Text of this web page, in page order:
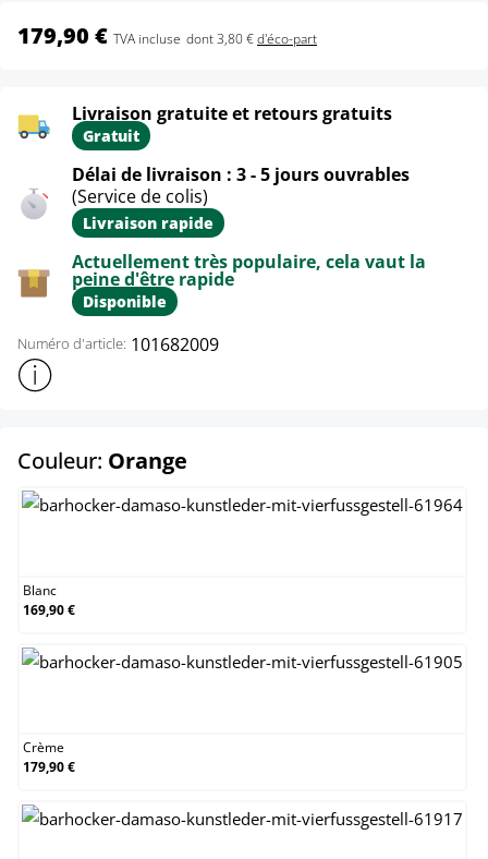
179,90 € TVA incluse dont 3,80 €d'éco-part
Livraison gratuite et retours gratuits
Gratuit
Délai de livraison : 3 - 5 jours ouvrables
(Service de colis)
Livraison rapide
Actuellement très populaire, cela vaut la
peine d'être rapide
Disponible
Numéro d'article: 101682009
Afficher plus d'informations sur le produit
Couleur: Orange
Blanc
169,90 €
Crème
179,90 €